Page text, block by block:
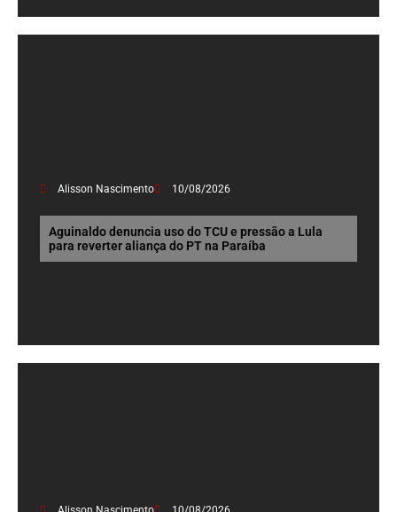
Alisson Nascimento 10/08/2026
Aguinaldo denuncia uso do TCU e pressão a Lula
para reverter aliança do PT na Paraíba